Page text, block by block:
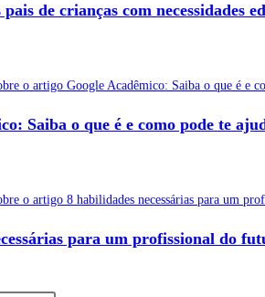
de crianças com necessidades
Saiba o que é e como pode te
para um profissional do